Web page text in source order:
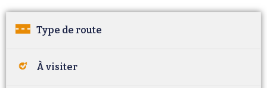
Type de route
À visiter